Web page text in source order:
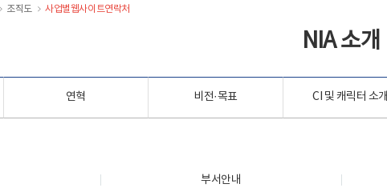
>
조직도 >
사업별웹사이트연락처
NIA 소개
연혁 비전·목표 CI 및 캐릭터 소개
부서안내